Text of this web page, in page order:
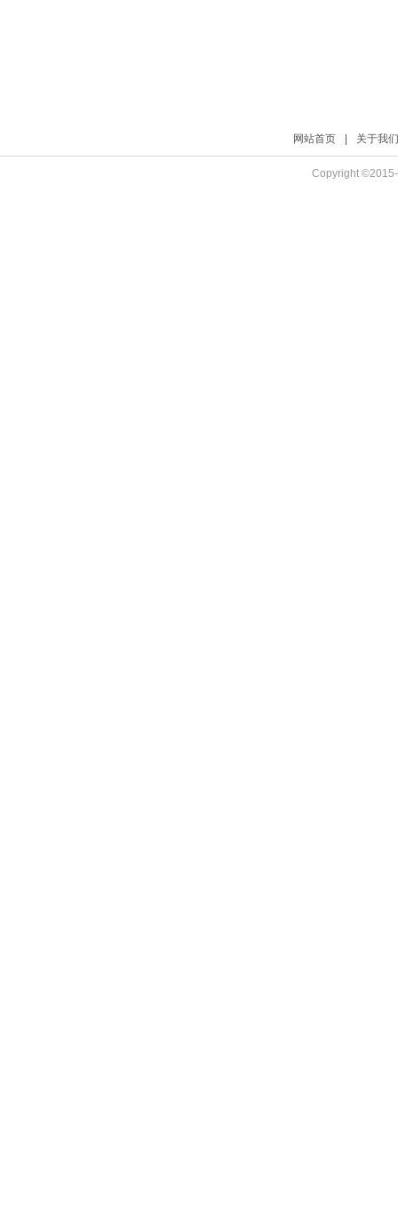
网站首页 关于我们
Copyright